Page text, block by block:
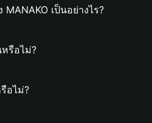
เป็นอย่างไร?
รือไม่?
อไม่?